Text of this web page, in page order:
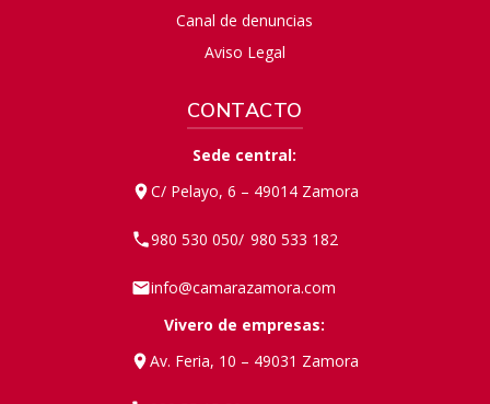
Canal de denuncias
Aviso Legal
CONTACTO
Sede central:
C/ Pelayo, 6 – 49014 Zamora
980 530 050/ 980 533 182
info@camarazamora.com
Vivero de empresas:
Av. Feria, 10 – 49031 Zamora